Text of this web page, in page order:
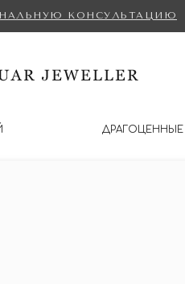
КОНСУЛЬТАЦИЮ